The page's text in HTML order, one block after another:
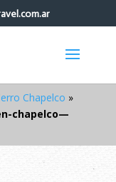
Chapelco »
chapelco—